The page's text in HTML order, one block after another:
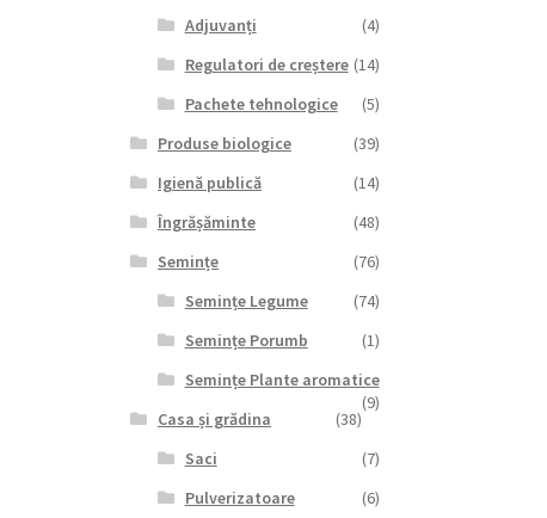
Adjuvanți
(4)
Regulatori de creștere (14)
Pachete tehnologice
(5)
Produse biologice
(39)
Igienă publică
(14)
Îngrășăminte
(48)
Semințe
(76)
Semințe Legume
(74)
Semințe Porumb
(1)
Semințe Plante aromatice
(9)
Casa și grădina
(38)
Saci
(7)
Pulverizatoare
(6)